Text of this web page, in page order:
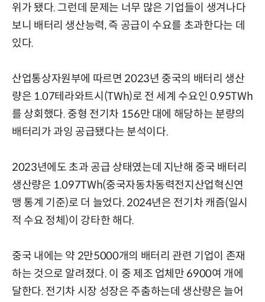
위가 됐다. 그런데 문제는 너무 많은 기업들이 생겨나다
보니 배터리 생산능력, 즉 공급이 수요를 초과한다는 데
있다.
산업통상자원부에 따르면 2023년 중국의 배터리 생산
량은 1.07테라와트시(TWh)로 전 세계 수요인 0.95TWh
를 상회했다. 중형 전기차 156만 대에 해당하는 분량의
배터리가 과잉 공급됐다는 분석이다.
2023년에도 초과 공급 상태였는데 지난해 중국 배터리
생산량은 1.097TWh(중국자동차동력전지산업혁신연
맹 통계 기준)로 더 늘었다. 2024년은 전기차 캐즘(일시
적 수요 정체)이 강타한 해다.
중국 내에는 약 2만5000개의 배터리 관련 기업이 존재
하는 것으로 알려졌다. 이 중 제조 업체만 6900여 개에
달한다. 전기차 시장 성장은 주춤하는데 생산량은 늘어